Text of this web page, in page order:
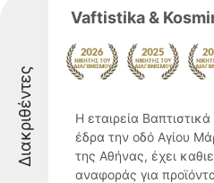
Διακριθέντες
Vaftistika &
Η εταιρεία
έδρα την οδό Αγίου
της Αθήνας, έχει
αναφοράς για